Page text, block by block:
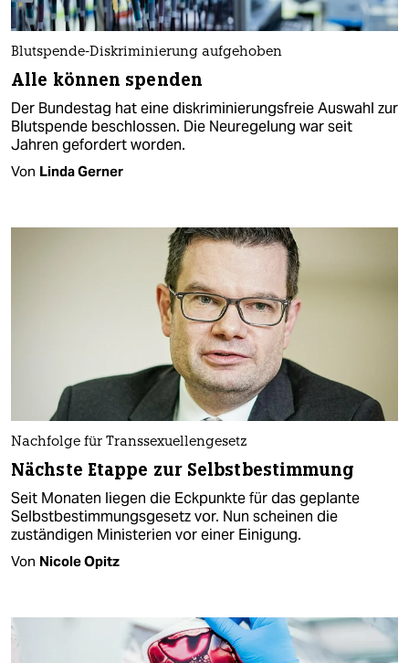
Blutspende-Diskriminierung aufgehoben
Alle können spenden
Der Bundestag hat eine diskriminierungsfreie Auswahl zur
Blutspende beschlossen. Die Neuregelung war seit
Jahren gefordert worden.
Von Linda Gerner
Nachfolge für Transsexuellengesetz
Nächste Etappe zur Selbstbestimmung
Seit Monaten liegen die Eckpunkte für das geplante
Selbstbestimmungsgesetz vor. Nun scheinen die
zuständigen Ministerien vor einer Einigung.
Von Nicole Opitz